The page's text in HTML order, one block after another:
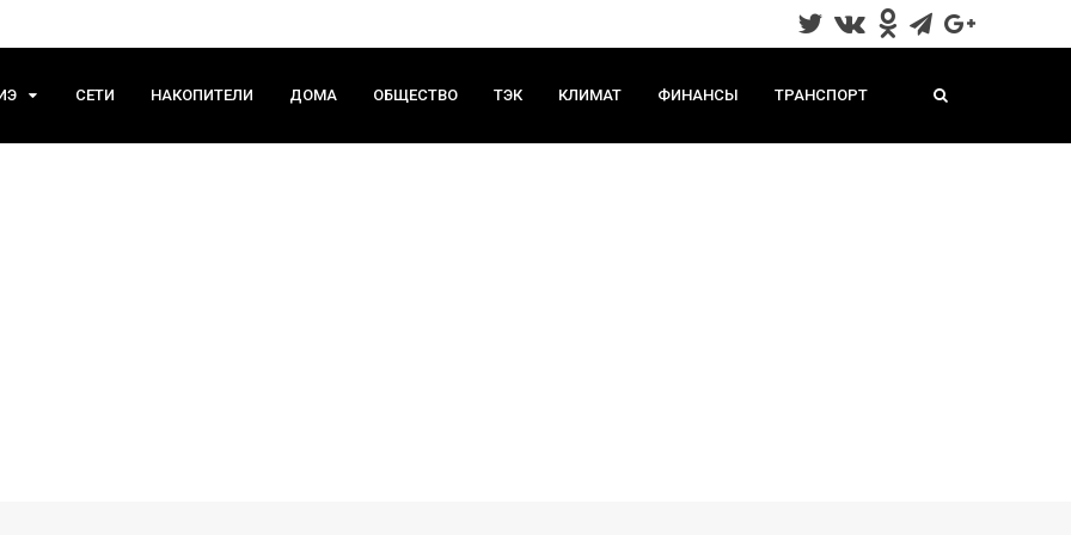
СЕТИ НАКОПИТЕЛИ ДОМА ОБЩЕСТВО ТЭК КЛИМАТ ФИНАНСЫ ТРАНСПОРТ